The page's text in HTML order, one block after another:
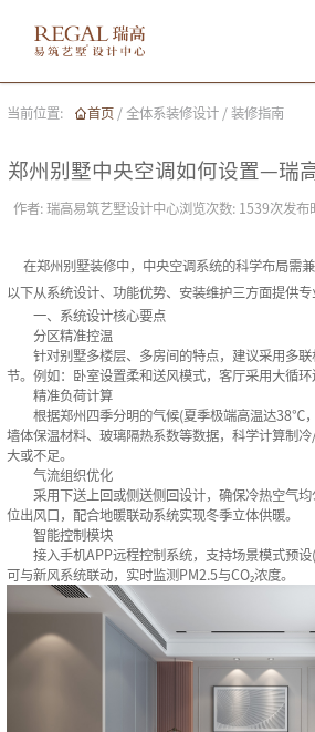
当前位置: 首页 / 全体系装修设计 / 装修指南
郑州别墅中央空调如何设置—瑞
作者: 瑞高易筑艺墅设计中心浏览次数: 1539次发布
在郑州别墅装修中，中央空调系统的科学布局需
以下从系统设计、功能优势、安装维护三方面提供专
一、系统设计核心要点
分区精准控温‌
针对别墅多楼层、多房间的特点，建议采用多联
节。例如：卧室设置柔和送风模式，客厅采用大循环
精准负荷计算‌
根据郑州四季分明的气候(夏季极端高温达38℃
墙体保温材料、玻璃隔热系数等数据，科学计算制
大或不足‌。
气流组织优化‌
采用下送上回或侧送侧回设计，确保冷热空气均
位出风口，配合地暖联动系统实现冬季立体供暖‌。
智能控制模块‌
接入手机APP远程控制系统，支持场景模式预设(
可与新风系统联动，实时监测PM2.5与CO₂浓度‌。